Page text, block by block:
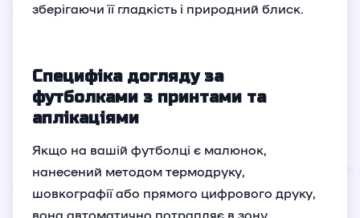
зберігаючи її гладкість і природний блиск.
Специфіка догляду за
футболками з принтами та
аплікаціями
Якщо на вашій футболці є малюнок,
нанесений методом термодруку,
шовкографії або прямого цифрового друку,
вона автоматично потрапляє в зону